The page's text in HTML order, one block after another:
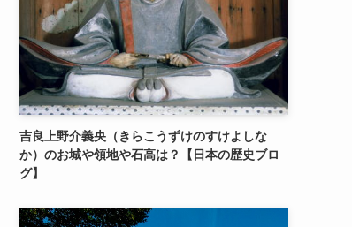
吉良上野介義央（きらこうずけのすけよしな
か）のお城や領地や石高は？【日本の歴史ブロ
グ】